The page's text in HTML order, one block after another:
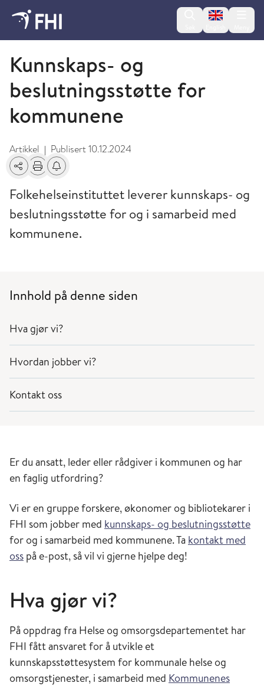
Change
Kunnskaps- og beslutningsstøtte
Kunnskaps- og
beslutningsstøtte for
kommunene
Artikkel | Publisert10.12.2024
Del Skriv utFå varsel om endringer
Folkehelseinstituttet leverer kunnskaps- og
beslutningsstøtte for og i samarbeid med
kommunene.
Innhold på denne siden
Hva gjør vi?
Hvordan jobber vi?
Kontakt oss
Er du ansatt, leder eller rådgiver i kommunen og har
en faglig utfordring?
Vi er en gruppe forskere, økonomer og bibliotekarer i
FHI som jobber med kunnskaps- og beslutningsstøtte
for og i samarbeid med kommunene. Ta kontakt med
oss på e-post, så vil vi gjerne hjelpe deg!
Hva gjør vi?
På oppdrag fra Helse og omsorgsdepartementet har
FHI fått ansvaret for å utvikle et
kunnskapsstøttesystem for kommunale helse og
omsorgstjenester, i samarbeid med Kommunenes